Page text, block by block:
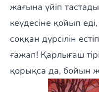
жағына үйіп
кеудесіне қойып
соққан дүрсілін
ғажап! Қарлығаш
қорықса да, бойын